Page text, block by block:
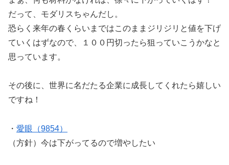
だって、モダリスちゃんだし。
恐らく来年の春くらいまではこのままジリジリと値を下げ
ていくはずなので、１００円切ったら狙っていこうかなと
思っています。
その後に、世界に名だたる企業に成長してくれたら嬉しい
ですね！
・ 愛眼（9854）
（方針）今は下がってるので増やしたい